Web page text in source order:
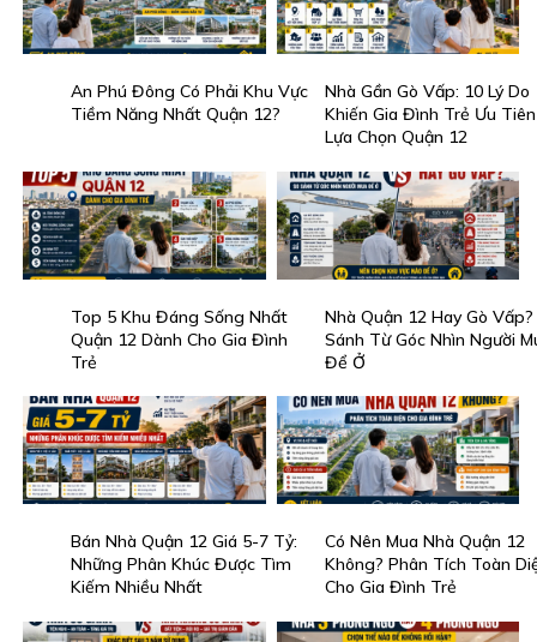
An Phú Đông Có Phải Khu Vực
Tiềm Năng Nhất Quận 12?
Nhà Gần Gò Vấp: 10 Lý Do
Khiến Gia Đình Trẻ Ưu Tiên
Lựa Chọn Quận 12
Top 5 Khu Đáng Sống Nhất
Quận 12 Dành Cho Gia Đình
Trẻ
Nhà Quận 12 Hay Gò Vấp?
Sánh Từ Góc Nhìn Người
Để Ở
Bán Nhà Quận 12 Giá 5-7 Tỷ:
Những Phân Khúc Được Tìm
Kiếm Nhiều Nhất
Có Nên Mua Nhà Quận 12
Không? Phân Tích Toàn
Cho Gia Đình Trẻ